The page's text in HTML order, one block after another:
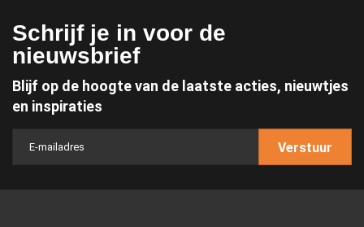
Schrijf je in voor de
nieuwsbrief
Blijf op de hoogte van de laatste acties, nieuwtjes
en inspiraties
Verstuur